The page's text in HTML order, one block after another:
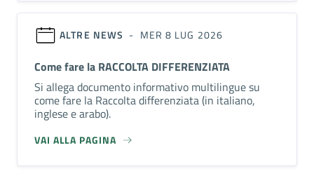
ALTRE NEWS - MER 8 LUG 2026
Come fare la RACCOLTA DIFFERENZIATA
Si allega documento informativo multilingue su
come fare la Raccolta differenziata (in italiano,
inglese e arabo).
VAI ALLA PAGINA